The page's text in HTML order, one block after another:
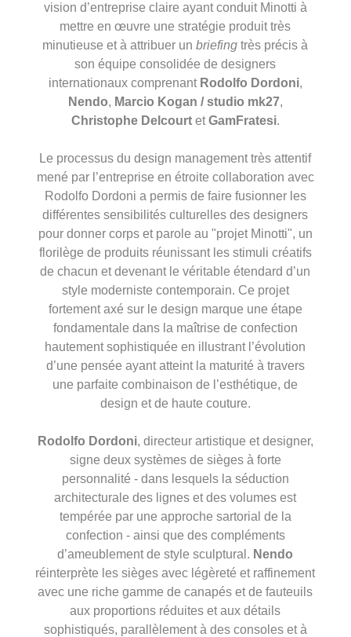
vision d’entreprise claire ayant conduit Minotti à
mettre en œuvre une stratégie produit très
minutieuse et à attribuer unbriefing très précis à
son équipe consolidée de designers
internationaux comprenant Rodolfo Dordoni,
Nendo, Marcio Kogan / studio mk27,
Christophe Delcourt etGamFratesi.
Le processus du design management très attentif
mené par l’entreprise en étroite collaboration avec
Rodolfo Dordoni a permis de faire fusionner les
différentes sensibilités culturelles des designers
pour donner corps et parole au "projet Minotti", un
florilège de produits réunissant les stimuli créatifs
de chacun et devenant le véritable étendard d’un
style moderniste contemporain. Ce projet
fortement axé sur le design marque une étape
fondamentale dans la maîtrise de confection
hautement sophistiquée en illustrant l’évolution
d’une pensée ayant atteint la maturité à travers
une parfaite combinaison de l’esthétique, de
design et de haute couture.
Rodolfo Dordoni, directeur artistique et designer,
signe deux systèmes de sièges à forte
personnalité - dans lesquels la séduction
architecturale des lignes et des volumes est
tempérée par une approche sartorial de la
confection - ainsi que des compléments
d’ameublement de style sculptural. Nendo
réinterprète les sièges avec légèreté et raffinement
avec une riche gamme de canapés et de fauteuils
aux proportions réduites et aux détails
sophistiqués, parallèlement à des consoles et à